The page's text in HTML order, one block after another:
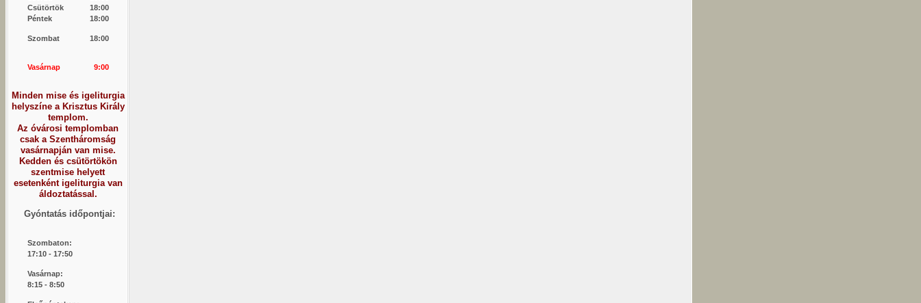
Csütörtök
18:00
Péntek
18:00
Szombat 18:00
Vasárnap 9:00
Minden mise és igeliturgia
helyszíne a Krisztus Király
templom.
Az óvárosi templomban
csak a Szentháromság
vasárnapján van mise.
Kedden és csütörtökön
szentmise helyett
esetenként igeliturgia van
áldoztatással.
Gyóntatás időpontjai:
Szombaton:
1 7:10 - 17:50
Vasárnap:
8:15 - 8:50